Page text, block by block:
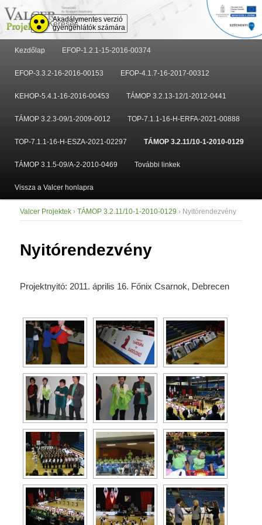
Keresés
Akadálymentes verzió
gyengénlátók számára
menüTovább
tartalomra
Tovább
tartalomra
Kezdőlap EFOP-1.2.1-15-2016-00374
EFOP-3.3.2-16-2016-00153 EFOP-4.1.7-16-2017-00312
KEHOP-5.4.1-16-2016-00453 TÁMOP 3.2.13-12/1-2012-0441
TÁMOP 3.2.3-09/1-2009-0012 TOP-7.1.1-16-H-ERFA-2021-00888
TOP-7.1.1-16-H-ESZA-2021-02297 TÁMOP 3.2.11/10-1-2010-0129
TÁMOP 3.1.5-09/A-2-2010-0469 További linkek
Vissza a Valcer honlapra
Valcer Projektek ›TÁMOP 3.2.11/10-1-2010-0129 › Nyitórendezvény
Nyitórendezvény
Projektnyitó: 2011. április 16. Főnix Csarnok, Debrecen